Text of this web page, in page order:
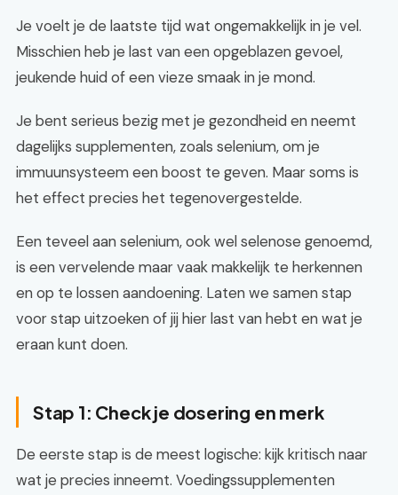
Je voelt je de laatste tijd wat ongemakkelijk in je vel.
Misschien heb je last van een opgeblazen gevoel,
jeukende huid of een vieze smaak in je mond.
Je bent serieus bezig met je gezondheid en neemt
dagelijks supplementen, zoals selenium, om je
immuunsysteem een boost te geven. Maar soms is
het effect precies het tegenovergestelde.
Een teveel aan selenium, ook wel selenose genoemd,
is een vervelende maar vaak makkelijk te herkennen
en op te lossen aandoening. Laten we samen stap
voor stap uitzoeken of jij hier last van hebt en wat je
eraan kunt doen.
Stap 1: Check je dosering en merk
De eerste stap is de meest logische: kijk kritisch naar
wat je precies inneemt. Voedingssupplementen